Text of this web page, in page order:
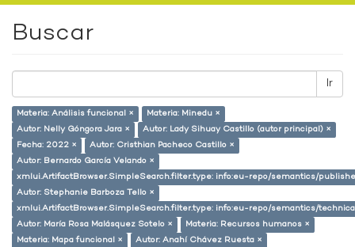
Buscar
Ir
Materia: Análisis funcional ×
Materia: Minedu ×
Autor: Nelly Góngora Jara ×
Autor: Lady Sihuay Castillo (autor principal) ×
Fecha: 2022 ×
Autor: Cristhian Pacheco Castillo ×
Autor: Bernardo García Velando ×
xmlui.ArtifactBrowser.SimpleSearch.filter.type: info:eu-repo/semantics/
Autor: Stephanie Barboza Tello ×
xmlui.ArtifactBrowser.SimpleSearch.filter.type: info:eu-repo/semantics/
Autor: María Rosa Malásquez Sotelo ×
Materia: Recursos humanos ×
Materia: Mapa funcional ×
Autor: Anahí Chávez Ruesta ×